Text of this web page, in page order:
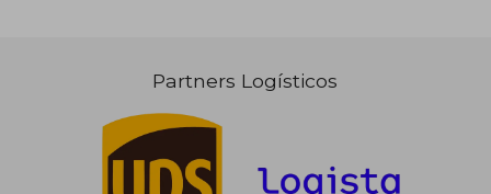
Partners Logísticos